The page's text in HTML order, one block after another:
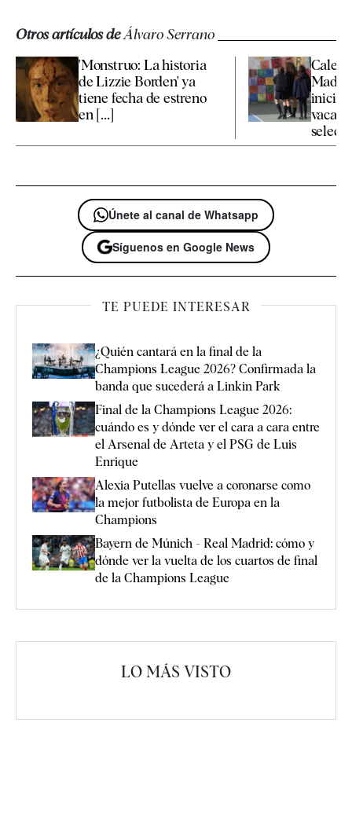
Otros artículos deÁlvaro Serrano
'Monstruo: La historia
de Lizzie Borden' ya
tiene fecha de estreno
en [...]
inicio
Únete al canal de Whatsapp
Síguenos en Google News
TE PUEDE INTERESAR
¿Quién cantará en la final de la
Champions League 2026? Confirmada la
banda que sucederá a Linkin Park
Final de la Champions League 2026:
cuándo es y dónde ver el cara a cara entre
el Arsenal de Arteta y el PSG de Luis
Enrique
Alexia Putellas vuelve a coronarse como
la mejor futbolista de Europa en la
Champions
Bayern de Múnich - Real Madrid: cómo y
dónde ver la vuelta de los cuartos de final
de la Champions League
LO MÁS VISTO